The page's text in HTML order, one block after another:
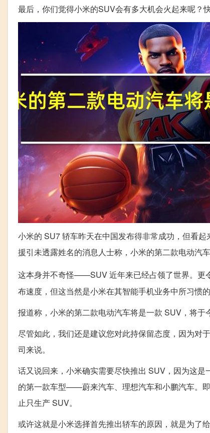
最后，你们觉得小米的SUV会有多大机会火起来呢？
小米的 SU7 轿车昨天在中国发布得非常成功，但看
援引未透露姓名的消息人士称，小米的第二款电动汽车
这本身并不奇怪——SUV 近年来已经占领了世界。更
布速度，但这当然是小米在其智能手机业务中所习惯的
报道称，小米的第二款电动汽车将是一款 SUV，将于
尽管如此，我们还是建议您对此持保留态度，因为对
司来说。
话又说回来，小米确实需要尽快推出 SUV，因为这
的第一款车型——蔚来汽车、理想汽车和小鹏汽车。
止只生产 SUV。
或许这就是小米选择首先推出轿车的原因，就是为了